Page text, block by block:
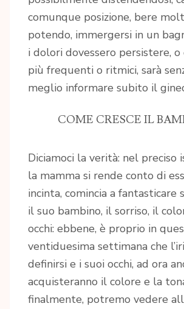
comunque posizione, bere
potendo, immergersi in un
i dolori dovessero persistere,
più frequenti o ritmici, sarà
meglio informare subito il
COME CRESCE IL
Diciamoci la verità: nel preciso
la mamma si rende conto di
incinta, comincia a fantasticare
il suo bambino, il sorriso, il
occhi: ebbene, è proprio in
ventiduesima settimana che
definirsi e i suoi occhi, ad ora
acquisteranno il colore e la
finalmente, potremo vedere